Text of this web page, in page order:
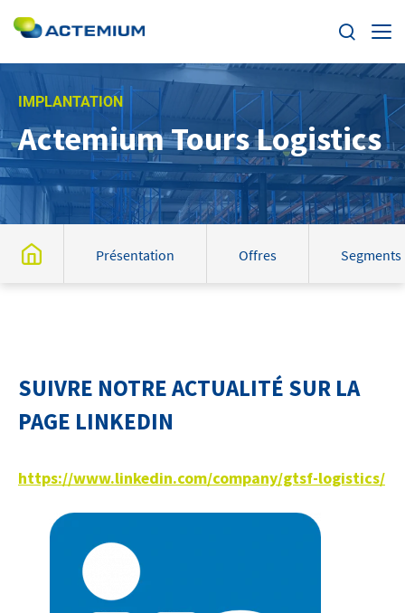
Enjeux
Segments
Offres
Actualités
Actemium dans le monde
Rechercher :
IMPLANTATION
Actemium Tours Logistics
Présentation Offres Segments
SUIVRE NOTRE ACTUALITÉ SUR LA
PAGE LINKEDIN
https://www.linkedin.com/company/gtsf-logistics/